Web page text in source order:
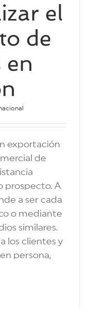
el
de
en
exportación
de
prospecto. A
a ser cada
o mediante
similares.
los clientes y
persona,